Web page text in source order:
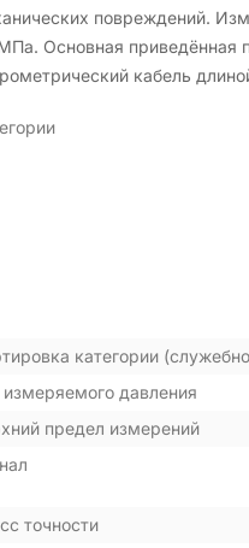
повреждений.
Основная приведённая
кабель
категории
измеряемого давления
предел измерений
точности